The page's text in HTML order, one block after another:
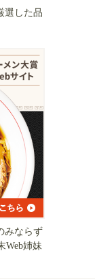
選した品
みならず
Web姉妹